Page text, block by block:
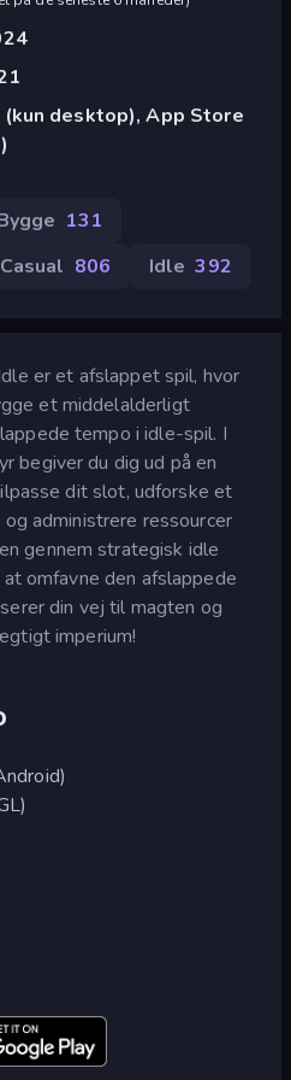
desktop), App Store
131
Casual 806 Idle 392
er et afslappet spil, hvor
et middelalderligt
tempo i idle-spil. I
begiver du dig ud på en
dit slot, udforske et
administrere ressourcer
gennem strategisk idle
omfavne den afslappede
din vej til magten og
imperium!